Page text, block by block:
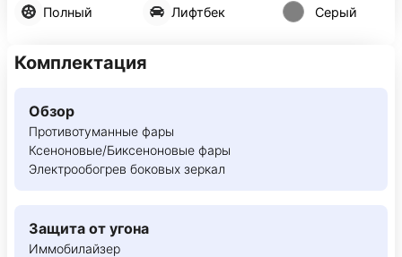
Полный Лифтбек Серый
Комплектация
Обзор
Противотуманные фары
Ксеноновые/Биксеноновые фары
Электрообогрев боковых зеркал
Защита от угона
Иммобилайзер